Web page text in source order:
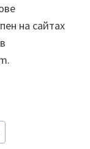
на сайтах